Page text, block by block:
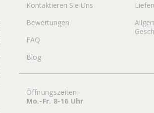
Kontaktieren Sie Uns
Bewertungen
FAQ
Blog
Öffnungszeiten:
Mo.-Fr. 8-16 Uhr